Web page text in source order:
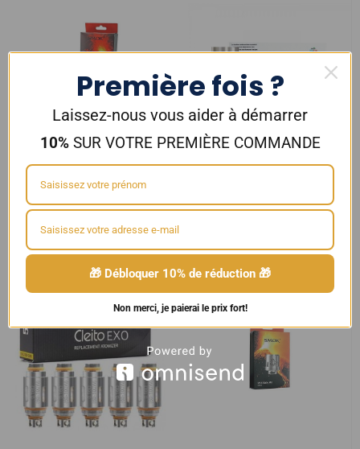
SMOK Résistances TFV12 – Q4
3,90€
Ajouter au panier
ELEAF Résistance HW pour
2,90€
Première fois ?
Laissez-nous vous aider à démarrer
10%SUR VOTRE PREMIÈRE COMMANDE
🎁 Débloquer 10% de réduction 🎁
Non merci, je paierai le prix fort!